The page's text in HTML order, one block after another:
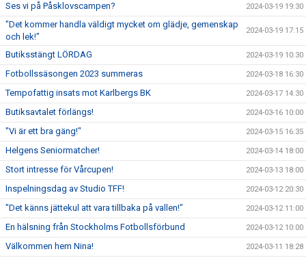
Ses vi på Påsklovscampen? 2024-03-19 19:30
"Det kommer handla väldigt mycket om glädje, gemenskap
och lek!"
2024-03-19 17:15
Butiksstängt LÖRDAG 2024-03-19 10:30
Fotbollssäsongen 2023 summeras 2024-03-18 16:30
Tempofattig insats mot Karlbergs BK 2024-03-17 14:30
Butiksavtalet förlängs! 2024-03-16 10:00
"Vi är ett bra gäng!" 2024-03-15 16:35
Helgens Seniormatcher! 2024-03-14 18:00
Stort intresse för Vårcupen! 2024-03-13 18:00
Inspelningsdag av Studio TFF! 2024-03-12 20:30
"Det känns jättekul att vara tillbaka på vallen!" 2024-03-12 11:00
En hälsning från Stockholms Fotbollsförbund 2024-03-12 10:00
Välkommen hem Nina! 2024-03-11 18:28